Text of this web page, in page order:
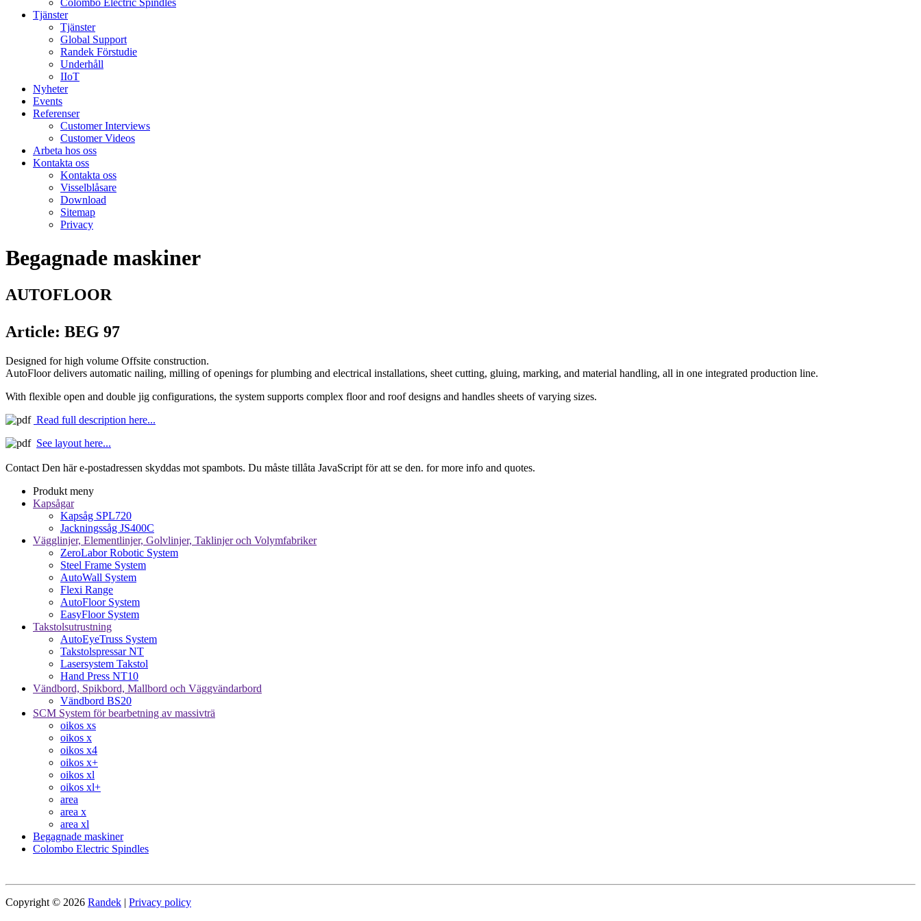
Colombo Electric Spindles
Tjänster
Tjänster
Global Support
Randek Förstudie
Underhåll
IIoT
Nyheter
Events
Referenser
Customer Interviews
Customer Videos
Arbeta hos oss
Kontakta oss
Kontakta oss
Visselblåsare
Download
Sitemap
Privacy
Begagnade maskiner
AUTOFLOOR
Article: BEG 97
Designed for high volume Offsite construction.
AutoFloor delivers automatic nailing, milling of openings for plumbing and electrical installations, sheet cutting, gluing, marking, and material handling, all in one integrated production line.
With flexible open and double jig configurations, the system supports complex floor and roof designs and handles sheets of varying sizes.
Read full description here...
See layout here...
Contact Den här e-postadressen skyddas mot spambots. Du måste tillåta JavaScript för att se den. for more info and quotes.
Produkt meny
Kapsågar
Kapsåg SPL720
Jackningssåg JS400C
Vägglinjer, Elementlinjer, Golvlinjer, Taklinjer och Volymfabriker
ZeroLabor Robotic System
Steel Frame System
AutoWall System
Flexi Range
AutoFloor System
EasyFloor System
Takstolsutrustning
AutoEyeTruss System
Takstolspressar NT
Lasersystem Takstol
Hand Press NT10
Vändbord, Spikbord, Mallbord och Väggvändarbord
Vändbord BS20
SCM System för bearbetning av massivträ
oikos xs
oikos x
oikos x4
oikos x+
oikos xl
oikos xl+
area
area x
area xl
Begagnade maskiner
Colombo Electric Spindles
Copyright © 2026 Randek | Privacy policy